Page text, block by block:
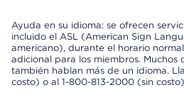
Ayuda en su idioma: se ofrecen
incluido el ASL (American Sign
americano), durante el horario
adicional para los miembros. Muchos
también hablan más de un idioma.
costo) o al 1-800-813-2000 (sin